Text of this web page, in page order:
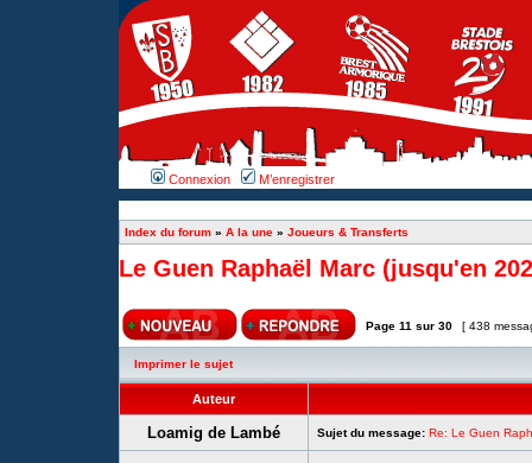
Connexion M’enregistrer
Index du forum » A la une » Joueurs & Transferts
Le Guen Raphaël Marc (jusqu'en
Page 11 sur 30 [ 438
Imprimer le sujet
Auteur
Loamig de Lambé Sujet du message: Re: Le Guen